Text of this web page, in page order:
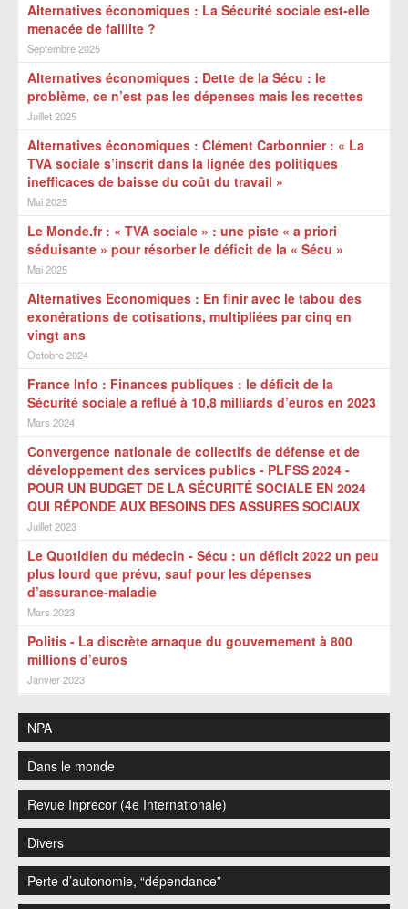
Alternatives économiques : La Sécurité sociale est-elle
menacée de faillite ?
Septembre 2025
Alternatives économiques : Dette de la Sécu : le
problème, ce n’est pas les dépenses mais les recettes
Juillet 2025
Alternatives économiques : Clément Carbonnier : « La
TVA sociale s’inscrit dans la lignée des politiques
inefficaces de baisse du coût du travail »
Mai 2025
Le Monde.fr : « TVA sociale » : une piste « a priori
séduisante » pour résorber le déficit de la « Sécu »
Mai 2025
Alternatives Economiques : En finir avec le tabou des
exonérations de cotisations, multipliées par cinq en
vingt ans
Octobre 2024
France Info : Finances publiques : le déficit de la
Sécurité sociale a reflué à 10,8 milliards d’euros en 2023
Mars 2024
Convergence nationale de collectifs de défense et de
développement des services publics - PLFSS 2024 -
POUR UN BUDGET DE LA SÉCURITÉ SOCIALE EN 2024
QUI RÉPONDE AUX BESOINS DES ASSURES SOCIAUX
Juillet 2023
Le Quotidien du médecin - Sécu : un déficit 2022 un peu
plus lourd que prévu, sauf pour les dépenses
d’assurance-maladie
Mars 2023
Politis - La discrète arnaque du gouvernement à 800
millions d’euros
Janvier 2023
NPA
Dans le monde
Revue Inprecor (4e Internationale)
Divers
Perte d’autonomie, “dépendance”